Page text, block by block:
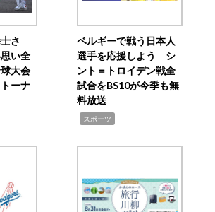
さ
い全
大会
ーナ
ベルギーで戦う日本人
選手を応援しよう シ
ント＝トロイデン戦全
試合をBS10が今季も無
料放送
スポーツ